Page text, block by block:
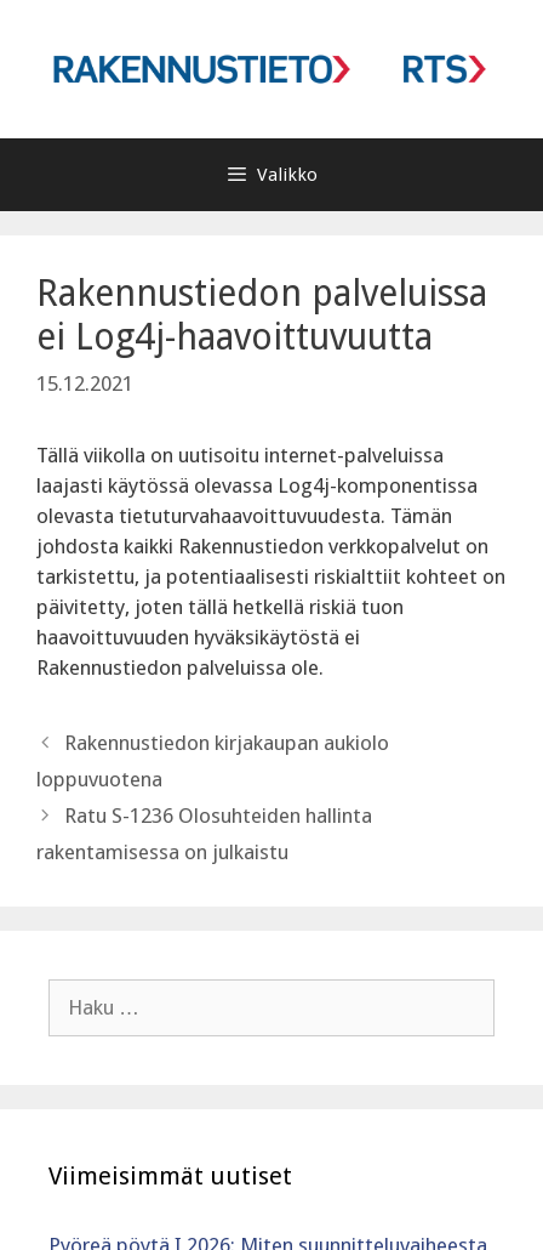
Valikko
Rakennustiedon palveluissa
ei Log4j-haavoittuvuutta
15.12.2021
Tällä viikolla on uutisoitu internet-palveluissa
laajasti käytössä olevassa Log4j-komponentissa
olevasta tietuturvahaavoittuvuudesta. Tämän
johdosta kaikki Rakennustiedon verkkopalvelut on
tarkistettu, ja potentiaalisesti riskialttiit kohteet on
päivitetty, joten tällä hetkellä riskiä tuon
haavoittuvuuden hyväksikäytöstä ei
Rakennustiedon palveluissa ole.
Rakennustiedon kirjakaupan aukiolo
loppuvuotena
Ratu S-1236 Olosuhteiden hallinta
rakentamisessa on julkaistu
Viimeisimmät uutiset